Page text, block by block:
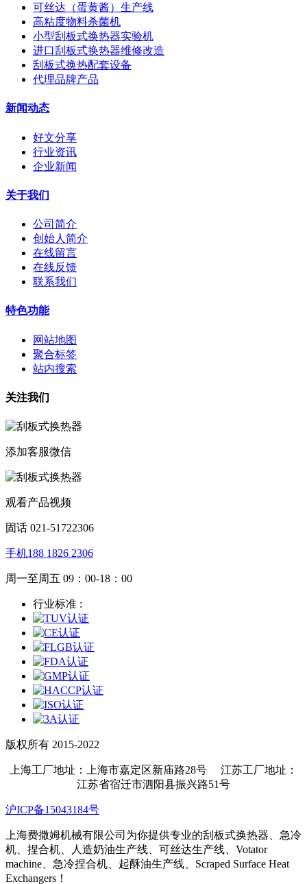
可丝达（蛋黄酱）生产线
高粘度物料杀菌机
小型刮板式换热器实验机
进口刮板式换热器维修改造
刮板式换热配套设备
代理品牌产品
新闻动态
好文分享
行业资讯
企业新闻
关于我们
公司简介
创始人简介
在线留言
在线反馈
联系我们
特色功能
网站地图
聚合标签
站内搜索
关注我们
添加客服微信
观看产品视频
固话 021-51722306
手机188 1826 2306
周一至周五 09：00-18：00
行业标准 :
版权所有 2015-2022
上海工厂地址：上海市嘉定区新庙路28号 江苏工厂地址：
江苏省宿迁市泗阳县振兴路51号
沪ICP备15043184号
上海费撒姆机械有限公司为你提供专业的刮板式换热器、急冷
机、捏合机、人造奶油生产线、可丝达生产线、Votator
machine、急冷捏合机、起酥油生产线、Scraped Surface Heat
Exchangers！